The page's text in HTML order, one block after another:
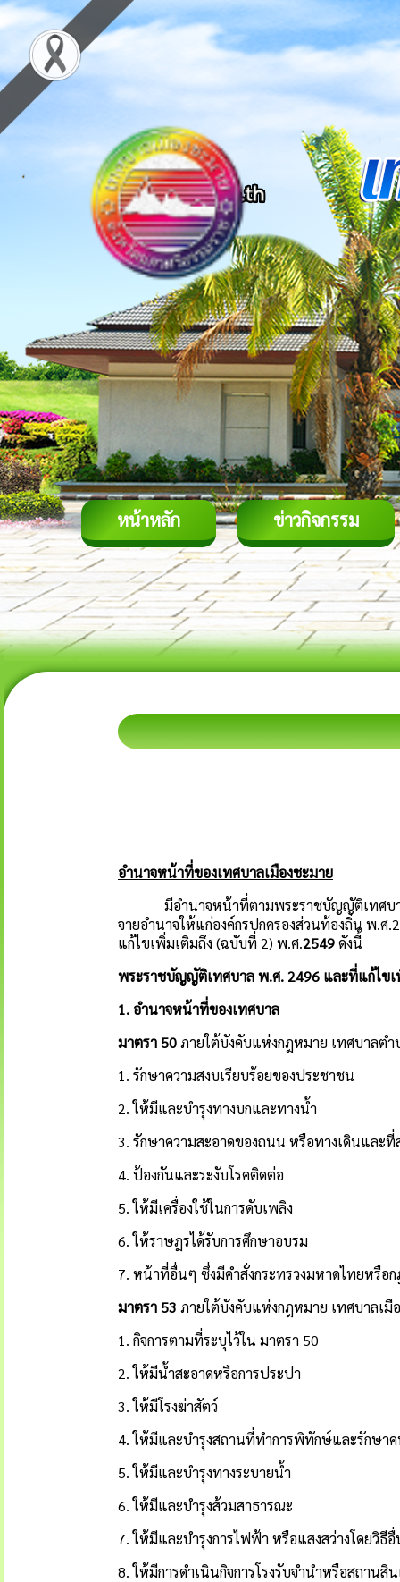
หน้าหลัก ข่าวกิจกรรม
อำนาจหน้าที่ของเทศบาลเมืองชะมาย
มีอำนาจหน้าที่ตามพระราชบัญญัติเทศบ
จายอำนาจให้แก่องค์กรปกครองส่วนท้องถิ่น พ.ศ
แก้ไขเพิ่มเติมถึง (ฉบับที่ 2) พ.ศ.2549ดังนี้
พระราชบัญญัติเทศบาล พ.ศ. 2496 และที่แก้ไข
1. อำนาจหน้าที่ของเทศบาล
มาตรา 50ภายใต้บังคับแห่งกฎหมาย เทศบาลต
1. รักษาความสงบเรียบร้อยของประชาชน
2. ให้มีและบำรุงทางบกและทางน้ำ
3. รักษาความสะอาดของถนน หรือทางเดินและ
4. ป้องกันและระงับโรคติดต่อ
5. ให้มีเครื่องใช้ในการดับเพลิง
6. ให้ราษฎรได้รับการศึกษาอบรม
7. หน้าที่อื่นๆ ซึ่งมีคำสั่งกระทรวงมหาดไทยหรื
มาตรา 53 ภายใต้บังคับแห่งกฎหมาย เทศบาลเ
1. กิจการตามที่ระบุไว้ใน มาตรา 50
2. ให้มีน้ำสะอาดหรือการประปา
3. ให้มีโรงฆ่าสัตว์
4. ให้มีและบำรุงสถานที่ทำการพิทักษ์และรักษา
5. ให้มีและบำรุงทางระบายน้ำ
6. ให้มีและบำรุงส้วมสาธารณะ
7. ให้มีและบำรุงการไฟฟ้า หรือแสงสว่างโดยวิธี
8. ให้มีการดำเนินกิจการโรงรับจำนำหรือสถาน